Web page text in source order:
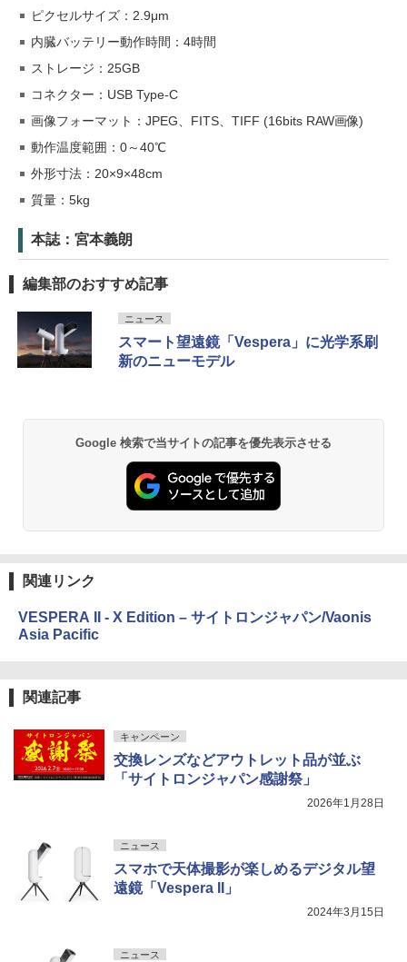
ピクセルサイズ：2.9μm
内臓バッテリー動作時間：4時間
ストレージ：25GB
コネクター：USB Type-C
画像フォーマット：JPEG、FITS、TIFF (16bits RAW画像)
動作温度範囲：0～40℃
外形寸法：20×9×48cm
質量：5kg
本誌：宮本義朗
編集部のおすすめ記事
ニュース
スマート望遠鏡「Vespera」に光学系刷
新のニューモデル
Google 検索で当サイトの記事を優先表示させる
関連リンク
VESPERA II - X Edition – サイトロンジャパン/Vaonis
Asia Pacific
関連記事
キャンペーン
交換レンズなどアウトレット品が並ぶ
「サイトロンジャパン感謝祭」
2026年1月28日
ニュース
スマホで天体撮影が楽しめるデジタル望
遠鏡「Vespera II」
2024年3月15日
ニュース